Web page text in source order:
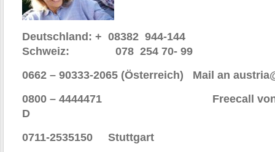
Deutschland: + 08382 944-144
Schweiz: 078 254 70- 99
0662 – 90333-2065 (Österreich) Mail an
0800 – 4444471 Freecall von
D
0711-2535150 Stuttgart